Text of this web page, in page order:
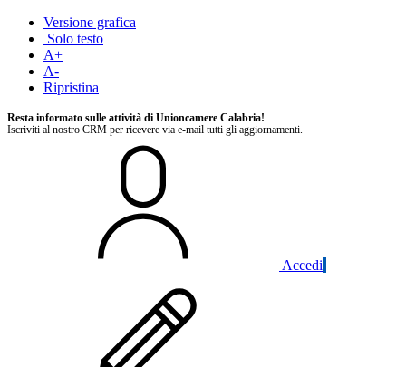
Versione grafica
Solo testo
A+
A-
Ripristina
Resta informato sulle attività di Unioncamere Calabria!
Iscriviti al nostro CRM per ricevere via e-mail tutti gli aggiornamenti.
Accedi